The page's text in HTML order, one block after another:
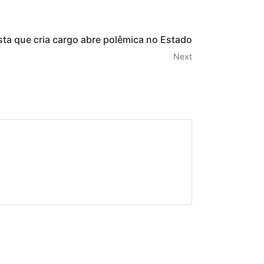
que cria cargo abre polêmica no Estado
Next